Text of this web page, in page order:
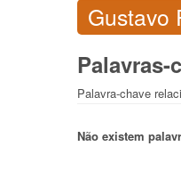
Gustavo
Palavras-
Palavra-chave
Não existem